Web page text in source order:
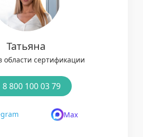
Татьяна
области сертификации
8 800 100 03 79
Max